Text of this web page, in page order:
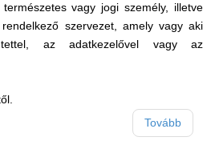
vagy jogi személy, illetve
szervezet, amely vagy aki
az adatkezelővel vagy az
Tovább